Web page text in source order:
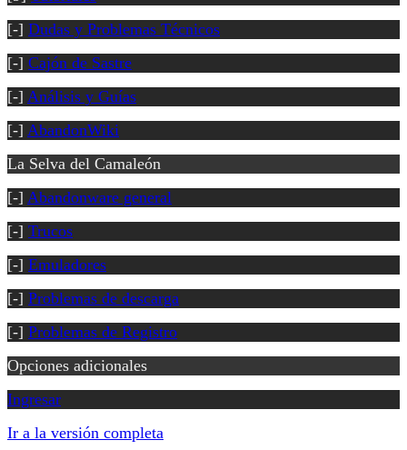
[-] Dudas y Problemas Técnicos
[-] Cajón de Sastre
[-] Análisis y Guías
[-] AbandonWiki
La Selva del Camaleón
[-] Abandonware general
[-] Trucos
[-] Emuladores
[-] Problemas de descarga
[-] Problemas de Registro
Opciones adicionales
Ingresar
Ir a la versión completa